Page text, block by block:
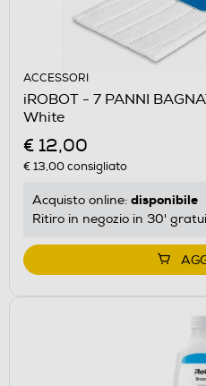
ACCESSORI
iROBOT - 7 PANNI
White
€ 12,00
€ 13,00consigliato
Acquisto online: disponibile
Ritiro in negozio in 30'